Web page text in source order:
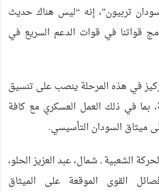
تربيون”، إنه “ليس هناك حديث
قواتنا في قوات الدعم السريع في
في هذه المرحلة ينصب على تنسيق
بما في ذلك العمل العسكري مع كافة
ميثاق السودان التأسيسي.
الشعبية ـ شمال، عبد العزيز الحلو،
القوى الموقعة على الميثاق